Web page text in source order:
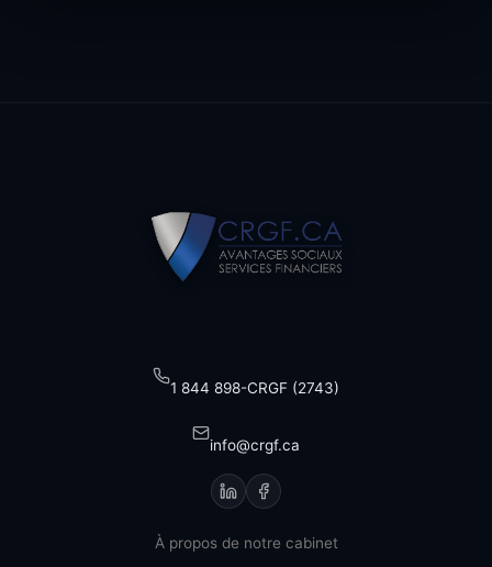
1 844 898-CRGF (2743)
info@crgf.ca
À propos de notre cabinet